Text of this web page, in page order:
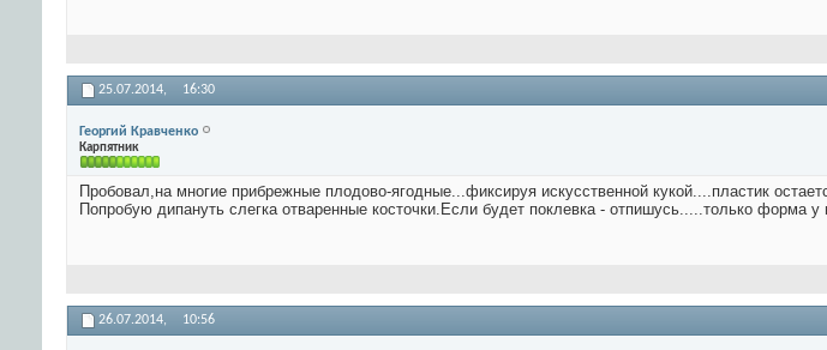
25.07.2014, 16:30
Георгий Кравченко
Карпятник
Пробовал,на многие прибрежные плодово-ягодные...фиксируя искусственной кукой....пластик
Попробую дипануть слегка отваренные косточки.Если будет поклевка - отпишусь.....только форма
26.07.2014, 10:56